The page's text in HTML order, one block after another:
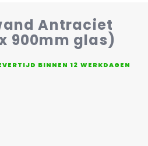
Antraciet
900mm glas)
BINNEN 12 WERKDAGEN